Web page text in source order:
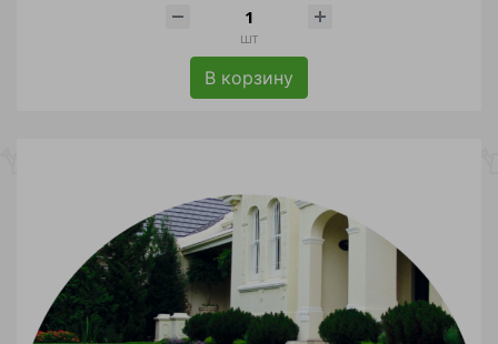
шт
В корзину